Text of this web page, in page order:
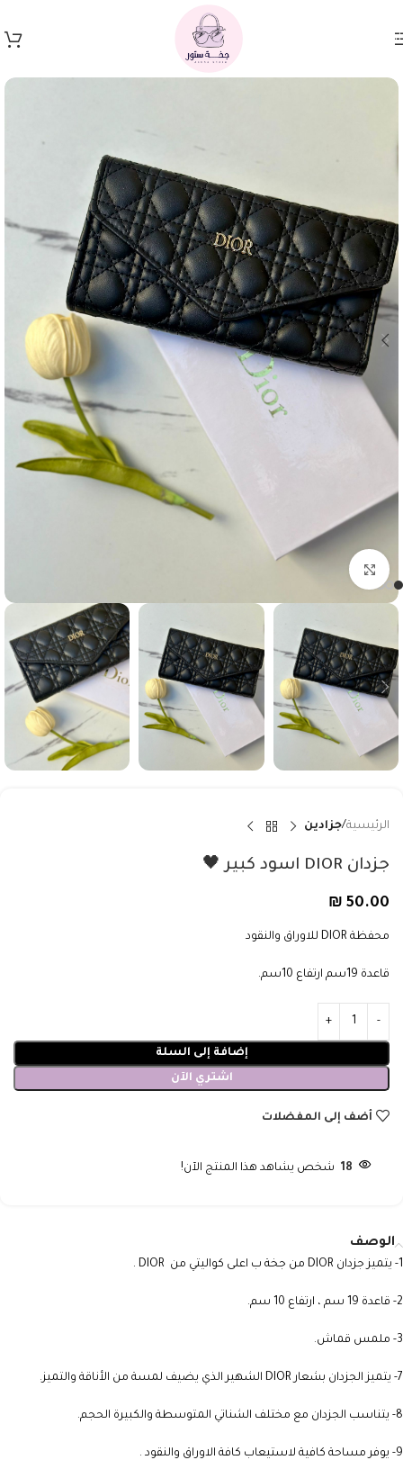
Skip to main content
Click to enlarge
الرئيسية جزادين
جزدان DIOR اسود كبير 🖤
₪ 50.00
محفظة DIOR للاوراق والنقود
قاعدة 19سم ارتفاع 10سم.
إضافة إلى السلة
اشتري الآن
أضف إلى المفضلات
18 شخص يشاهد هذا المنتج الآن!
الوصف
1- يتميز جزدان DIOR من جخة ب اعلى كواليتي من DIOR .
2- قاعدة 19 سم ، ارتفاع 10 سم.
3- ملمس قماش.
7- يتميز الجزدان بشعار DIOR الشهير الذي يضيف لمسة من الأناقة والتميز.
8- يتناسب الجزدان مع مختلف الشناتي المتوسطة والكبيرة الحجم.
9- يوفر مساحة كافية لاستيعاب كافة الاوراق والنقود .